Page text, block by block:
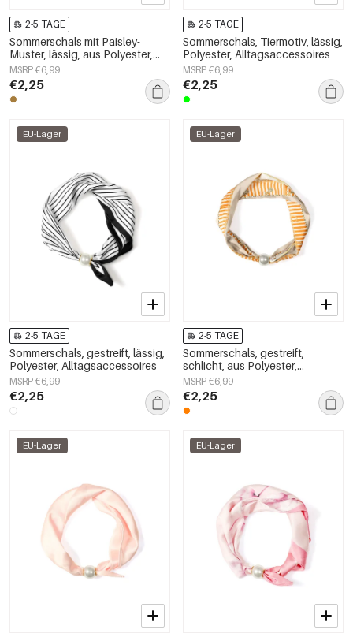
2-5 TAGE
Sommerschals mit Paisley-
Muster, lässig, aus Polyester,
Accessoires für jeden Tag
MSRP €6,99
€2,25
2-5 TAGE
Sommerschals, Tiermotiv, lässig,
Polyester, Alltagsaccessoires
MSRP €6,99
€2,25
EU-Lager
2-5 TAGE
Sommerschals, gestreift, lässig,
Polyester, Alltagsaccessoires
MSRP €6,99
€2,25
EU-Lager
2-5 TAGE
Sommerschals, gestreift,
schlicht, aus Polyester,
Alltagsaccessoires
MSRP €6,99
€2,25
EU-Lager EU-Lager